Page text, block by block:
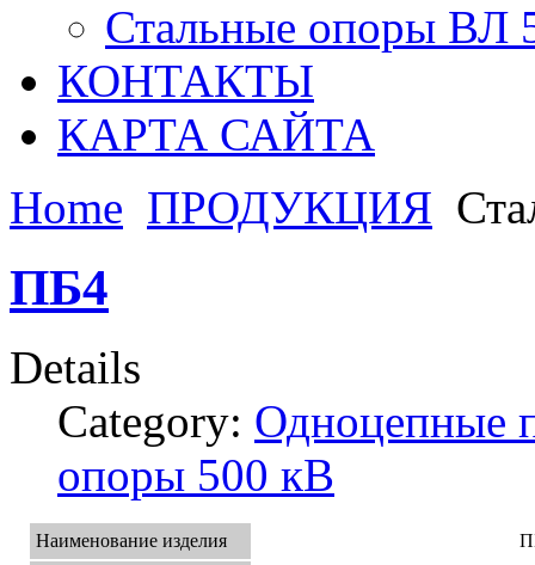
Стальные опоры ВЛ
КОНТАКТЫ
КАРТА САЙТА
Home ПРОДУКЦИЯ
ПБ4
Details
Category: Одноцепные
опоры 500 кВ
Наименование изделия